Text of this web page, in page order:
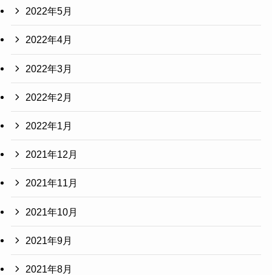
2022年5月
2022年4月
2022年3月
2022年2月
2022年1月
2021年12月
2021年11月
2021年10月
2021年9月
2021年8月